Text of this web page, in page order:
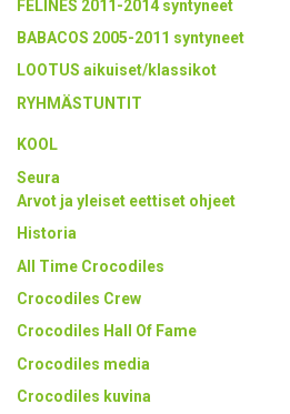
FELINES 2011-2014 syntyneet
BABACOS 2005-2011 syntyneet
LOOTUS aikuiset/klassikot
RYHMÄSTUNTIT
KOOL
Seura
Arvot ja yleiset eettiset ohjeet
Historia
All Time Crocodiles
Crocodiles Crew
Crocodiles Hall Of Fame
Crocodiles media
Crocodiles kuvina